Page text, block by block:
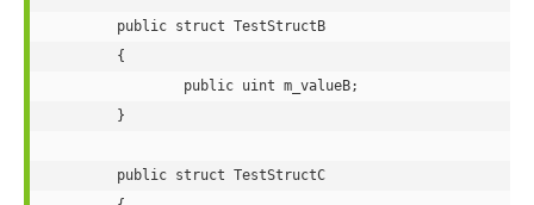
public struct TestStructB
public uint m_valueB;
public struct TestStructC